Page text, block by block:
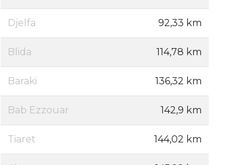
Djelfa 92,33 km
Blida 114,78 km
Baraki 136,32 km
Bab Ezzouar 142,9 km
Tiaret 144,02 km